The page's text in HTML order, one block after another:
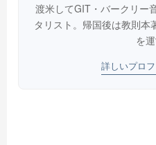
渡米してGIT・バークリー
タリスト。帰国後は教則本
を運
詳しいプロ